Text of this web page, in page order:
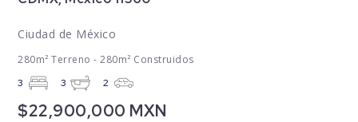
Ciudad de México
280m² Terreno - 280m² Construidos
3 3 2
$22,900,000 MXN